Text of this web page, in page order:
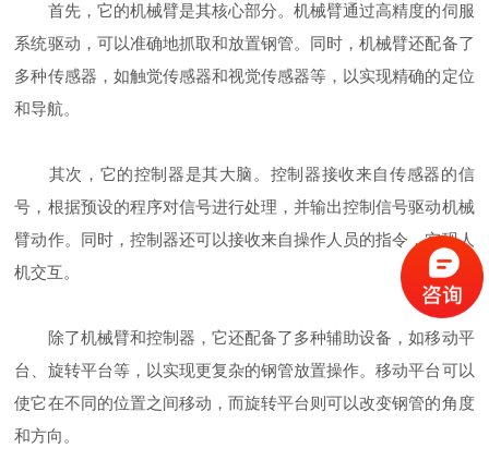
首先，它的机械臂是其核心部分。机械臂通过高精度的伺服
系统驱动，可以准确地抓取和放置钢管。同时，机械臂还配备了
多种传感器，如触觉传感器和视觉传感器等，以实现精确的定位
和导航。
其次，它的控制器是其大脑。控制器接收来自传感器的信
号，根据预设的程序对信号进行处理，并输出控制信号驱动机械
臂动作。同时，控制器还可以接收来自操作人员的指令，实现人
机交互。
除了机械臂和控制器，它还配备了多种辅助设备，如移动平
台、旋转平台等，以实现更复杂的钢管放置操作。移动平台可以
使它在不同的位置之间移动，而旋转平台则可以改变钢管的角度
和方向。